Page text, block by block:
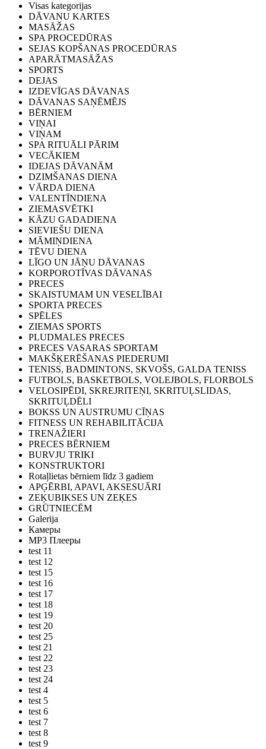
Visas kategorijas
DĀVANU KARTES
MASĀŽAS
SPA PROCEDŪRAS
SEJAS KOPŠANAS PROCEDŪRAS
APARĀTMASĀŽAS
SPORTS
DEJAS
IZDEVĪGAS DĀVANAS
DĀVANAS SAŅĒMĒJS
BĒRNIEM
VIŅAI
VIŅAM
SPA RITUĀLI PĀRIM
VECĀKIEM
IDEJAS DĀVANĀM
DZIMŠANAS DIENA
VĀRDA DIENA
VALENTĪNDIENA
ZIEMASVĒTKI
KĀZU GADADIENA
SIEVIEŠU DIENA
MĀMIŅDIENA
TĒVU DIENA
LĪGO UN JĀŅU DĀVANAS
KORPOROTĪVAS DĀVANAS
PRECES
SKAISTUMAM UN VESELĪBAI
SPORTA PRECES
SPĒLES
ZIEMAS SPORTS
PLUDMALES PRECES
PRECES VASARAS SPORTAM
MAKŠĶERĒŠANAS PIEDERUMI
TENISS, BADMINTONS, SKVOŠS, GALDA TENISS
FUTBOLS, BASKETBOLS, VOLEJBOLS, FLORBOLS
VELOSIPĒDI, SKREJRITEŅI, SKRITUĻSLIDAS,
SKRITUĻDĒLI
BOKSS UN AUSTRUMU CĪŅAS
FITNESS UN REHABILITĀCIJA
TRENAŽIERI
PRECES BĒRNIEM
BURVJU TRIKI
KONSTRUKTORI
Rotaļlietas bērniem līdz 3 gadiem
APĢĒRBI, APAVI, AKSESUĀRI
ZEĶUBIKSES UN ZEĶES
GRŪTNIECĒM
Galerija
Камеры
MP3 Плееры
test 11
test 12
test 15
test 16
test 17
test 18
test 19
test 20
test 25
test 21
test 22
test 23
test 24
test 4
test 5
test 6
test 7
test 8
test 9